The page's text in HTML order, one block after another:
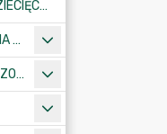
REJESTR ŻŁOBKÓW I KLUBÓW DZIECIĘCYCH
WNIOSEK O WYDANIE ZEZWOLENIA NA ZAJĘCIE PASA DROGOWEGO
ZGŁOSZENIE ZAMIARU ZORGANIZOWANIA ZGROMADZENIA